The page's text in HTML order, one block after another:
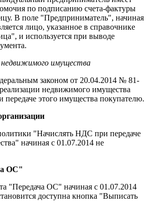
по подписанию счета-фактуры
В поле "Предприниматель", начиная
лицо, указанное в справочнике
и используется при выводе
имущества
законом от 20.04.2014 № 81-
недвижимого имущества
передаче этого имущества покупателю.
"Начислять НДС при передаче
начиная с 01.07.2014 не
ОС"
"Передача ОС" начиная с 01.07.2014
доступна кнопка "Выписать